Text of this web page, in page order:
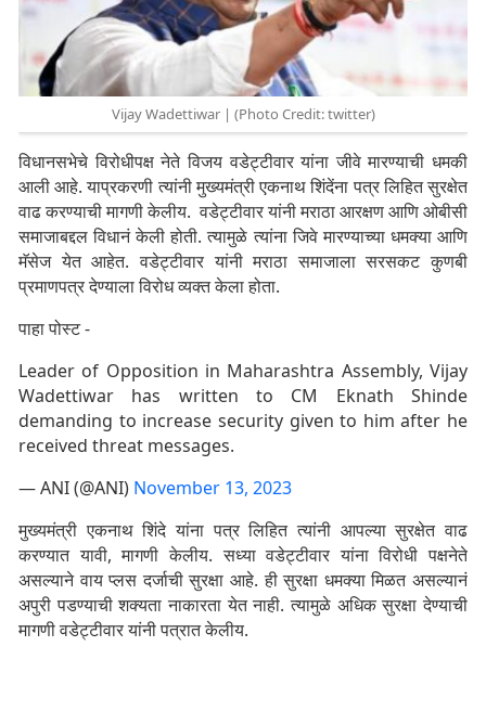
Vijay Wadettiwar | (Photo Credit: twitter)
विधानसभेचे विरोधीपक्ष नेते विजय वडेट्टीवार यांना जीवे मारण्याची धमकी
आली आहे. याप्रकरणी त्यांनी मुख्यमंत्री एकनाथ शिंदेंना पत्र लिहित सुरक्षेत
वाढ करण्याची मागणी केलीय. वडेट्टीवार यांनी मराठा आरक्षण आणि ओबीसी
समाजाबद्दल विधानं केली होती. त्यामुळे त्यांना जिवे मारण्याच्या धमक्या आणि
मॅसेज येत आहेत. वडेट्टीवार यांनी मराठा समाजाला सरसकट कुणबी
प्रमाणपत्र देण्याला विरोध व्यक्त केला होता.
पाहा पोस्ट -
Leader of Opposition in Maharashtra Assembly, Vijay
Wadettiwar has written to CM Eknath Shinde
demanding to increase security given to him after he
received threat messages.
— ANI (@ANI) November 13, 2023
मुख्यमंत्री एकनाथ शिंदे यांना पत्र लिहित त्यांनी आपल्या सुरक्षेत वाढ
करण्यात यावी, मागणी केलीय. सध्या वडेट्टीवार यांना विरोधी पक्षनेते
असल्याने वाय प्लस दर्जाची सुरक्षा आहे. ही सुरक्षा धमक्या मिळत असल्यानं
अपुरी पडण्याची शक्यता नाकारता येत नाही. त्यामुळे अधिक सुरक्षा देण्याची
मागणी वडेट्टीवार यांनी पत्रात केलीय.